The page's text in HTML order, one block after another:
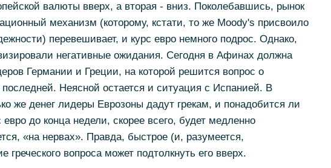
валюты вверх, а вторая - вниз. Поколебавшись, рынок
механизм (которому, кстати, то же Moody's присвоило
перевешивает, и курс евро немного подрос. Однако,
негативные ожидания. Сегодня в Афинах должна
Германии и Греции, на которой решится вопрос о
Неясной остается и ситуация с Испанией. В
же денег лидеры Еврозоны дадут грекам, и понадобится ли
до конца недели, скорее всего, будет медленно
«на нервах». Правда, быстрое (и, разумеется,
греческого вопроса может подтолкнуть его вверх.